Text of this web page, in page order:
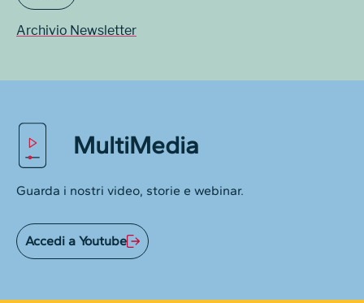
Archivio Newsletter
MultiMedia
Guarda i nostri video, storie e webinar.
Accedi a Youtube